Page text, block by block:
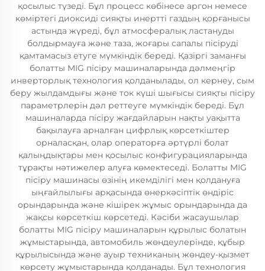
қосылыс түзеді. Бұл процесс көбінесе аргон немесе
көміртегі диоксиді сияқты инертті газдың қорғанысы
астында жүреді, бұл атмосфералық ластануды
болдырмауға және таза, жоғары сапалы пісіруді
қамтамасыз етуге мүмкіндік береді. Қазіргі заманғы
болатты MIG пісіру машиналарында дәлмеңгір
инверторлық технология қолданылады, ол кернеу, сым
беру жылдамдығы және ток күші шығысы сияқты пісіру
параметрлерін дәл реттеуге мүмкіндік береді. Бұл
машиналарда пісіру жағдайларын нақты уақытта
бақылауға арналған цифрлық көрсеткіштер
орналасқан, олар операторға әртүрлі болат
қалыңдықтары мен қосылыс конфигурацияларында
тұрақты нәтижелер алуға көмектеседі. Болатты MIG
пісіру машинасы өзінің икемділігі мен қолдануға
ыңғайлылығы арқасында өнеркәсіптік өндіріс
орындарында және кішірек жұмыс орындарында да
жақсы көрсеткіш көрсетеді. Кәсіби жасаушылар
болатты MIG пісіру машиналарын құрылыс болатын
жұмыстарында, автомобиль жөндеулерінде, құбыр
құрылысында және ауыр техниканың жөндеу-қызмет
көрсету жұмыстарында қолданады. Бұл технология